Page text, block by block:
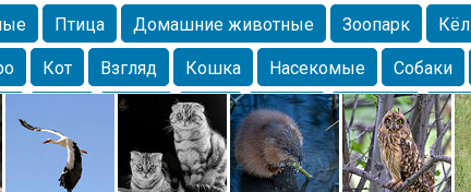
Птица Домашние животные Зоопарк
Кот Взгляд Кошка Насекомые Собаки
Белка Зима Морда Собачка
Насекомое Коты Lebert Дикие